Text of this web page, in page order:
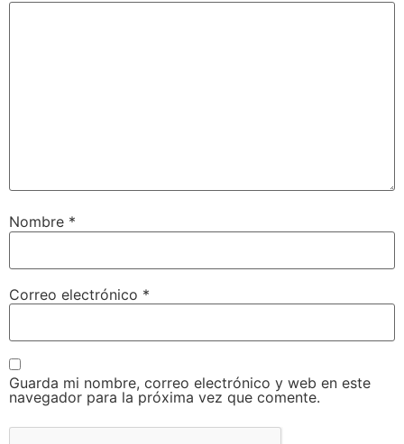
Nombre *
Correo electrónico *
Guarda mi nombre, correo electrónico y web en este
navegador para la próxima vez que comente.